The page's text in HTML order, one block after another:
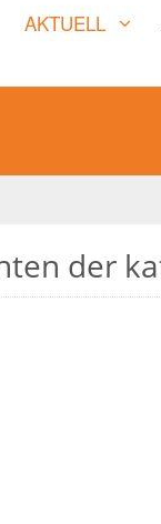
AKTUELL
der